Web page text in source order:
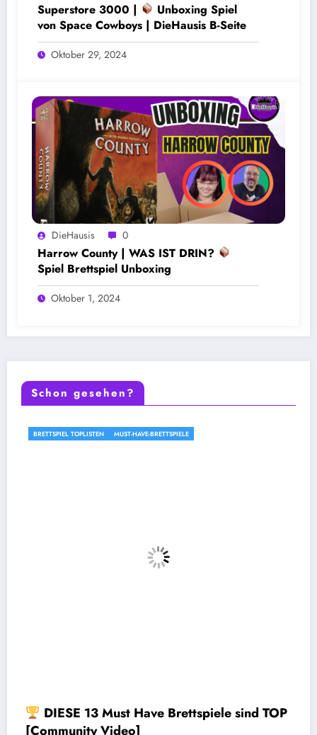
Superstore 3000 |
Unboxing Spiel
von Space Cowboys | DieHausis B-Seite
Oktober 29, 2024
DieHausis 0
Harrow County | WAS IST DRIN?
Spiel Brettspiel Unboxing
Oktober 1, 2024
Schon gesehen?
MUST-HAVE-BRETTSPIELE
Must Have Brettspiele sind TOP
Video]
DIESE 8